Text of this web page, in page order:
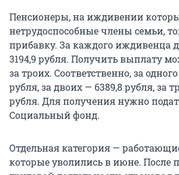
Пенсионеры, на иждивении
нетрудоспособные члены семьи,
прибавку. За каждого иждивенца
3194,9 рубля. Получить выплату
за троих. Соответственно, за
рубля, за двоих — 6389,8 рубля, за
рубля. Для получения нужно
Социальный фонд.
Отдельная категория —
которые уволились в июне. После